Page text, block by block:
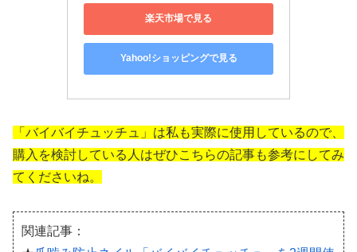
楽天市場で見る
Yahoo!ショッピングで見る
「バイバイチュッチュ」は私も実際に使用しているので、
購入を検討している人はぜひこちらの記事も参考にしてみ
てくださいね。
関連記事：